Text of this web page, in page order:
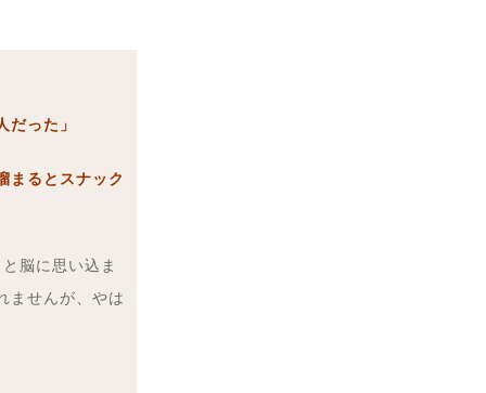
だった」
まるとスナック
脳に思い込ま
ませんが、やは